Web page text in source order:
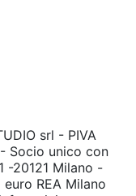
srl - PIVA
Socio unico con
-20121 Milano -
REA Milano